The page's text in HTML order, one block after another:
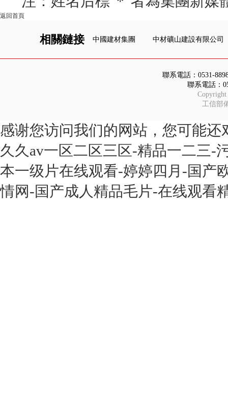
返回首頁
相關鏈接 中國建材集團 中材礦山建設有限公司
聯系電話：0531-
聯系電話：
工信部
感谢您访问我们的网站，您可能还
久久av一区二区三区-精品一二三-
本一级片在线观看-婷婷四月-国产
情网-国产成人精品毛片-在线观看